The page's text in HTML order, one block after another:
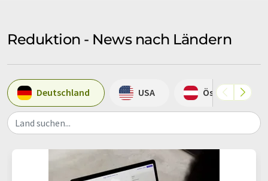
Reduktion - News nach Ländern
Deutschland USA Österreich
Land suchen...